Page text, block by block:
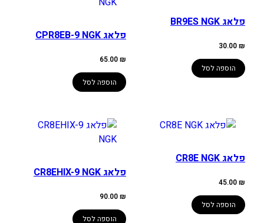
פלאג BR9ES NGK
30.00₪
הוספה לסל
פלאג CPR8EB-9 NGK
65.00₪
הוספה לסל
פלאג CR8E NGK
45.00₪
הוספה לסל
פלאג CR8EHIX-9 NGK
90.00₪
הוספה לסל